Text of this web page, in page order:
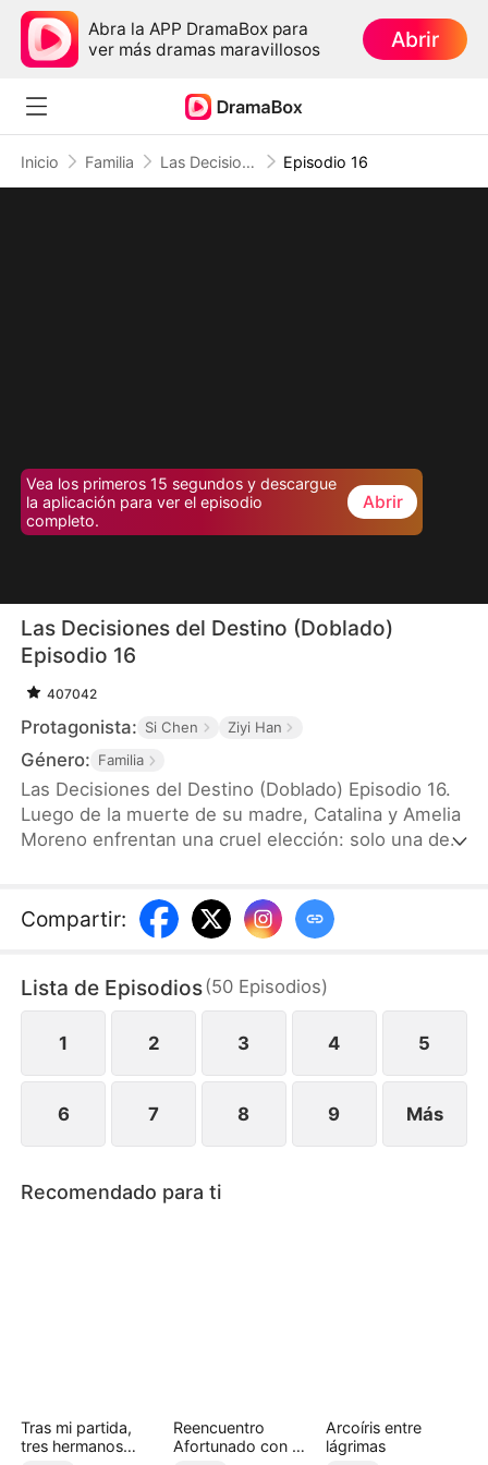
Abra la APP DramaBox para
ver más dramas maravillosos
Abrir
Inicio Familia Las Decisiones del Destino (Doblado) Episodio 16
Vea los primeros 15 segundos y descargue
la aplicación para ver el episodio
completo.
Abrir
Las Decisiones del Destino (Doblado)
Episodio 16
407042
Protagonista: Si Chen Ziyi Han
Género: Familia
Las Decisiones del Destino (Doblado) Episodio 16.
Luego de la muerte de su madre, Catalina y Amelia
Moreno enfrentan una cruel elección: solo una de
una vida ordinaria. Años después, la envidia la
consume cuando Catalina se casa con la adinerada
hermana antes de quitarse la vida.
Compartir:
Lista de Episodios(50 Episodios)
1 2 3 4 5
6 7 8 9 Más
Recomendado para ti
Tras mi partida,
tres hermanos
Reencuentro
Afortunado con Mi
Arcoíris entre
lágrimas